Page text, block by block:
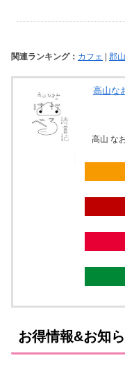
関連ランキング： カフェ 郡
高山な
高山 な
お得情報&お知